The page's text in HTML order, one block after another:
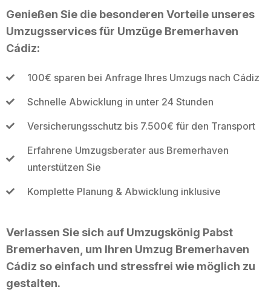
Genießen Sie die besonderen Vorteile unseres
Umzugsservices für Umzüge Bremerhaven
Cádiz:
100€ sparen bei Anfrage Ihres Umzugs nach Cádiz
Schnelle Abwicklung in unter 24 Stunden
Versicherungsschutz bis 7.500€ für den Transport
Erfahrene Umzugsberater aus Bremerhaven
unterstützen Sie
Komplette Planung & Abwicklung inklusive
Verlassen Sie sich auf Umzugskönig Pabst
Bremerhaven, um Ihren Umzug Bremerhaven
Cádiz so einfach und stressfrei wie möglich zu
gestalten.